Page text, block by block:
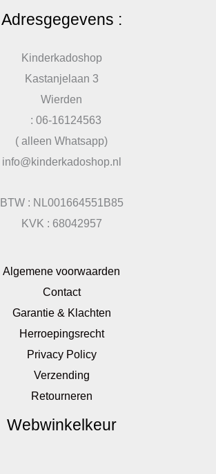
Adresgegevens :
Kinderkadoshop
Kastanjelaan 3
Wierden
: 06-16124563
( alleen Whatsapp)
info@kinderkadoshop.nl
BTW : NL001664551B85
KVK : 68042957
Algemene voorwaarden
Contact
Garantie & Klachten
Herroepingsrecht
Privacy Policy
Verzending
Retourneren
Webwinkelkeur